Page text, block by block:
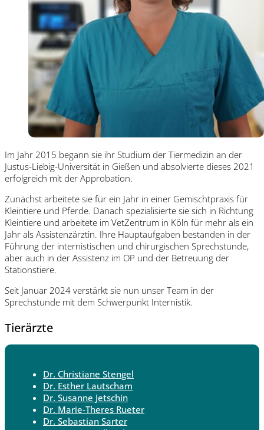
Im Jahr 2015 begann sie ihr Studium der Tiermedizin an der
Justus-Liebig-Universität in Gießen und absolvierte dieses 2021
erfolgreich mit der Approbation.
Zunächst arbeitete sie für ein Jahr in einer Gemischtpraxis für
Kleintiere und Pferde. Danach spezialisierte sie sich in Richtung
Kleintiere und arbeitete im VetZentrum in Köln für mehr als ein
Jahr als Assistenzärztin. Ihre Hauptaufgaben bestanden in der
Führung der internistischen und chirurgischen Sprechstunde,
aber auch in der Assistenz im OP und der Betreuung der
Stationstiere.
Seit Januar 2024 verstärkt sie nun unser Team in der
Sprechstunde mit dem Schwerpunkt Internistik.
Tierärzte
Dr. Christiane Stengel
Dr. Esther Lautscham
Dr. Susanne Jetschin
Dr. Marie-Theres Rueter
Dr. Sebastian Sarter